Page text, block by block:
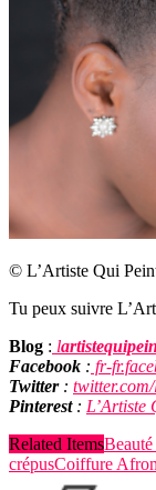
© L’Artiste Qui
Tu peux suivre
Blog : l
Facebook : fr-
Twitter:
Pinterest: L’Artiste
Related Items
crépusCoiffure Afro